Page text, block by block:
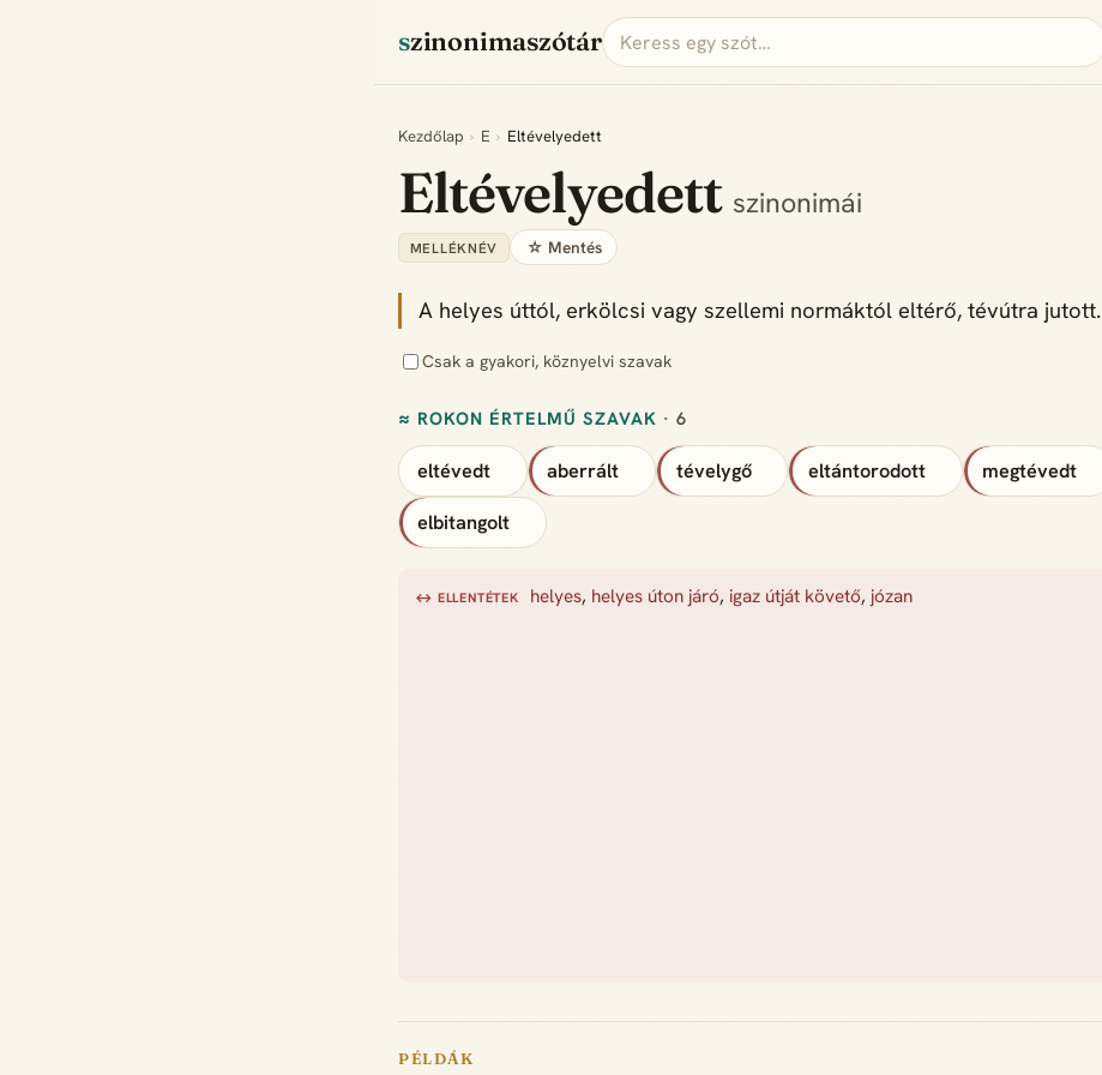
szinonimaszótár
Kezdőlap › E › Eltévelyedett
Eltévelyedett szinonimái
MELLÉKNÉV ☆ Mentés
A helyes úttól, erkölcsi vagy szellemi normáktól eltérő, tévútra jutott.
Csak a gyakori, köznyelvi szavak
≈ ROKON ÉRTELMŰ SZAVAK · 6
eltévedt aberrált tévelygő eltántorodott megtévedt
elbitangolt
↔ ELLENTÉTEK helyes, helyes úton járó, igaz útját követő, józan
PÉLDÁK